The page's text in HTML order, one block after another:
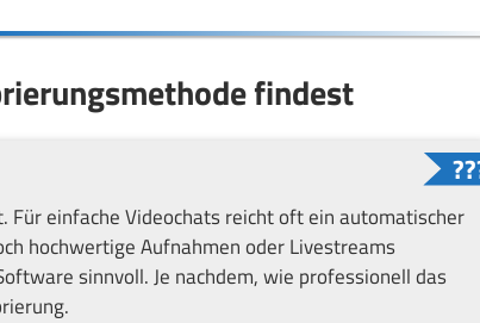
findest
einfache Videochats reicht oft ein automatischer
hochwertige Aufnahmen oder Livestreams
sinnvoll. Je nachdem, wie professionell das